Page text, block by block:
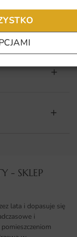
- SKLEP
lata i dopasuje się
i